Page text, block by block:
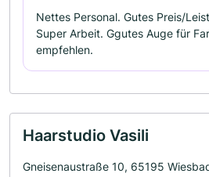
Nettes Personal. Gutes Preis/
Super Arbeit. Ggutes Auge für
empfehlen.
Haarstudio Vasili
Gneisenaustraße 10, 65195